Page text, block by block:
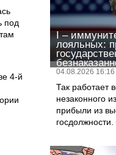
под
4-й
I –
лояльных:
04.08.2026 16:16
Так работает
незаконного
прибыли из
госдолжности.